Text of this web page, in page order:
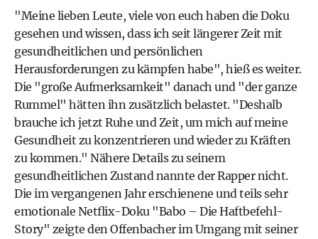
"Meine lieben Leute, viele von euch haben die Doku
gesehen und wissen, dass ich seit längerer Zeit mit
gesundheitlichen und persönlichen
Herausforderungen zu kämpfen habe", hieß es weiter.
Die "große Aufmerksamkeit" danach und "der ganze
Rummel" hätten ihn zusätzlich belastet. "Deshalb
brauche ich jetzt Ruhe und Zeit, um mich auf meine
Gesundheit zu konzentrieren und wieder zu Kräften
zu kommen." Nähere Details zu seinem
gesundheitlichen Zustand nannte der Rapper nicht.
Die im vergangenen Jahr erschienene und teils sehr
emotionale Netflix-Doku "Babo – Die Haftbefehl-
Story" zeigte den Offenbacher im Umgang mit seiner